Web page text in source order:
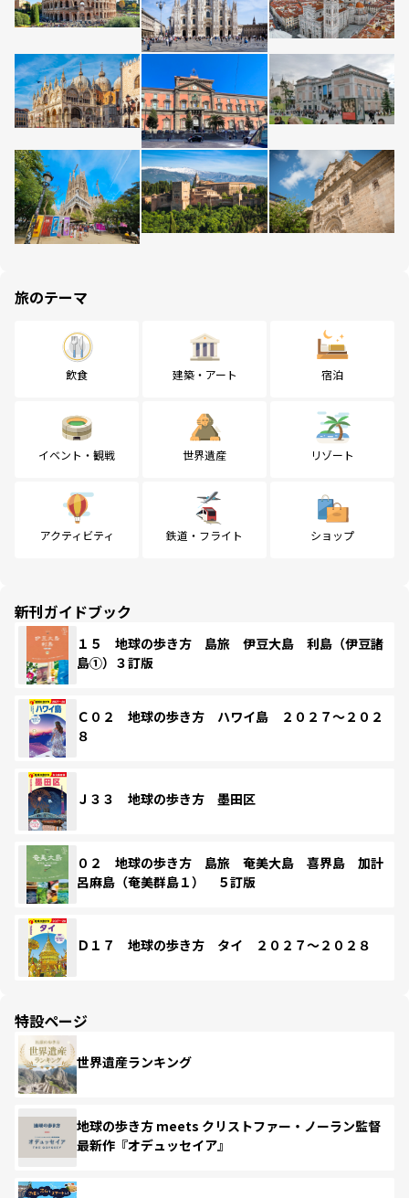
旅のテーマ
飲食 建築・アート 宿泊
イベント・観戦 世界遺産 リゾート
アクティビティ 鉄道・フライト ショップ
新刊ガイドブック
１５ 地球の歩き方 島旅 伊豆大島 利島（伊豆諸
島①）３訂版
Ｃ０２ 地球の歩き方 ハワイ島 ２０２７～２０２
８
Ｊ３３ 地球の歩き方 墨田区
０２ 地球の歩き方 島旅 奄美大島 喜界島 加計
呂麻島（奄美群島１） ５訂版
Ｄ１７ 地球の歩き方 タイ ２０２７～２０２８
特設ページ
世界遺産ランキング
地球の歩き方 meets クリストファー・ノーラン監督
最新作『オデュッセイア』